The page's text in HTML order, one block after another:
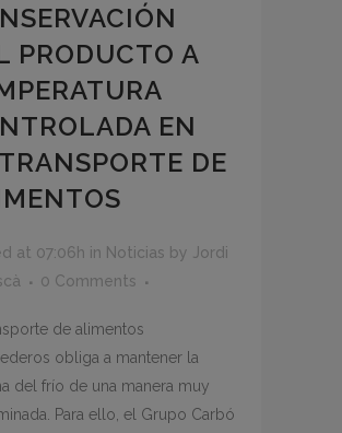
PRODUCTO A
EN
DE
at 07:06h in Noticias by Jordi
0 Comments
de alimentos
obliga a mantener la
del frío de una manera muy
Para ello, el Grupo Carbó